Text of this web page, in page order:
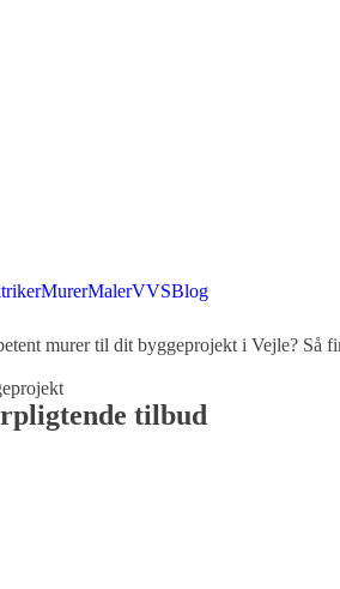
MurerMalerVVSBlog
murer til dit byggeprojekt i Vejle? Så
tilbud